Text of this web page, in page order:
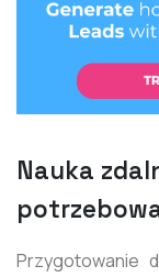
Nauka
Przygotowanie